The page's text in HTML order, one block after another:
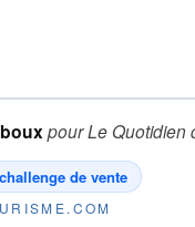
pourLe Quotidien
challenge de vente